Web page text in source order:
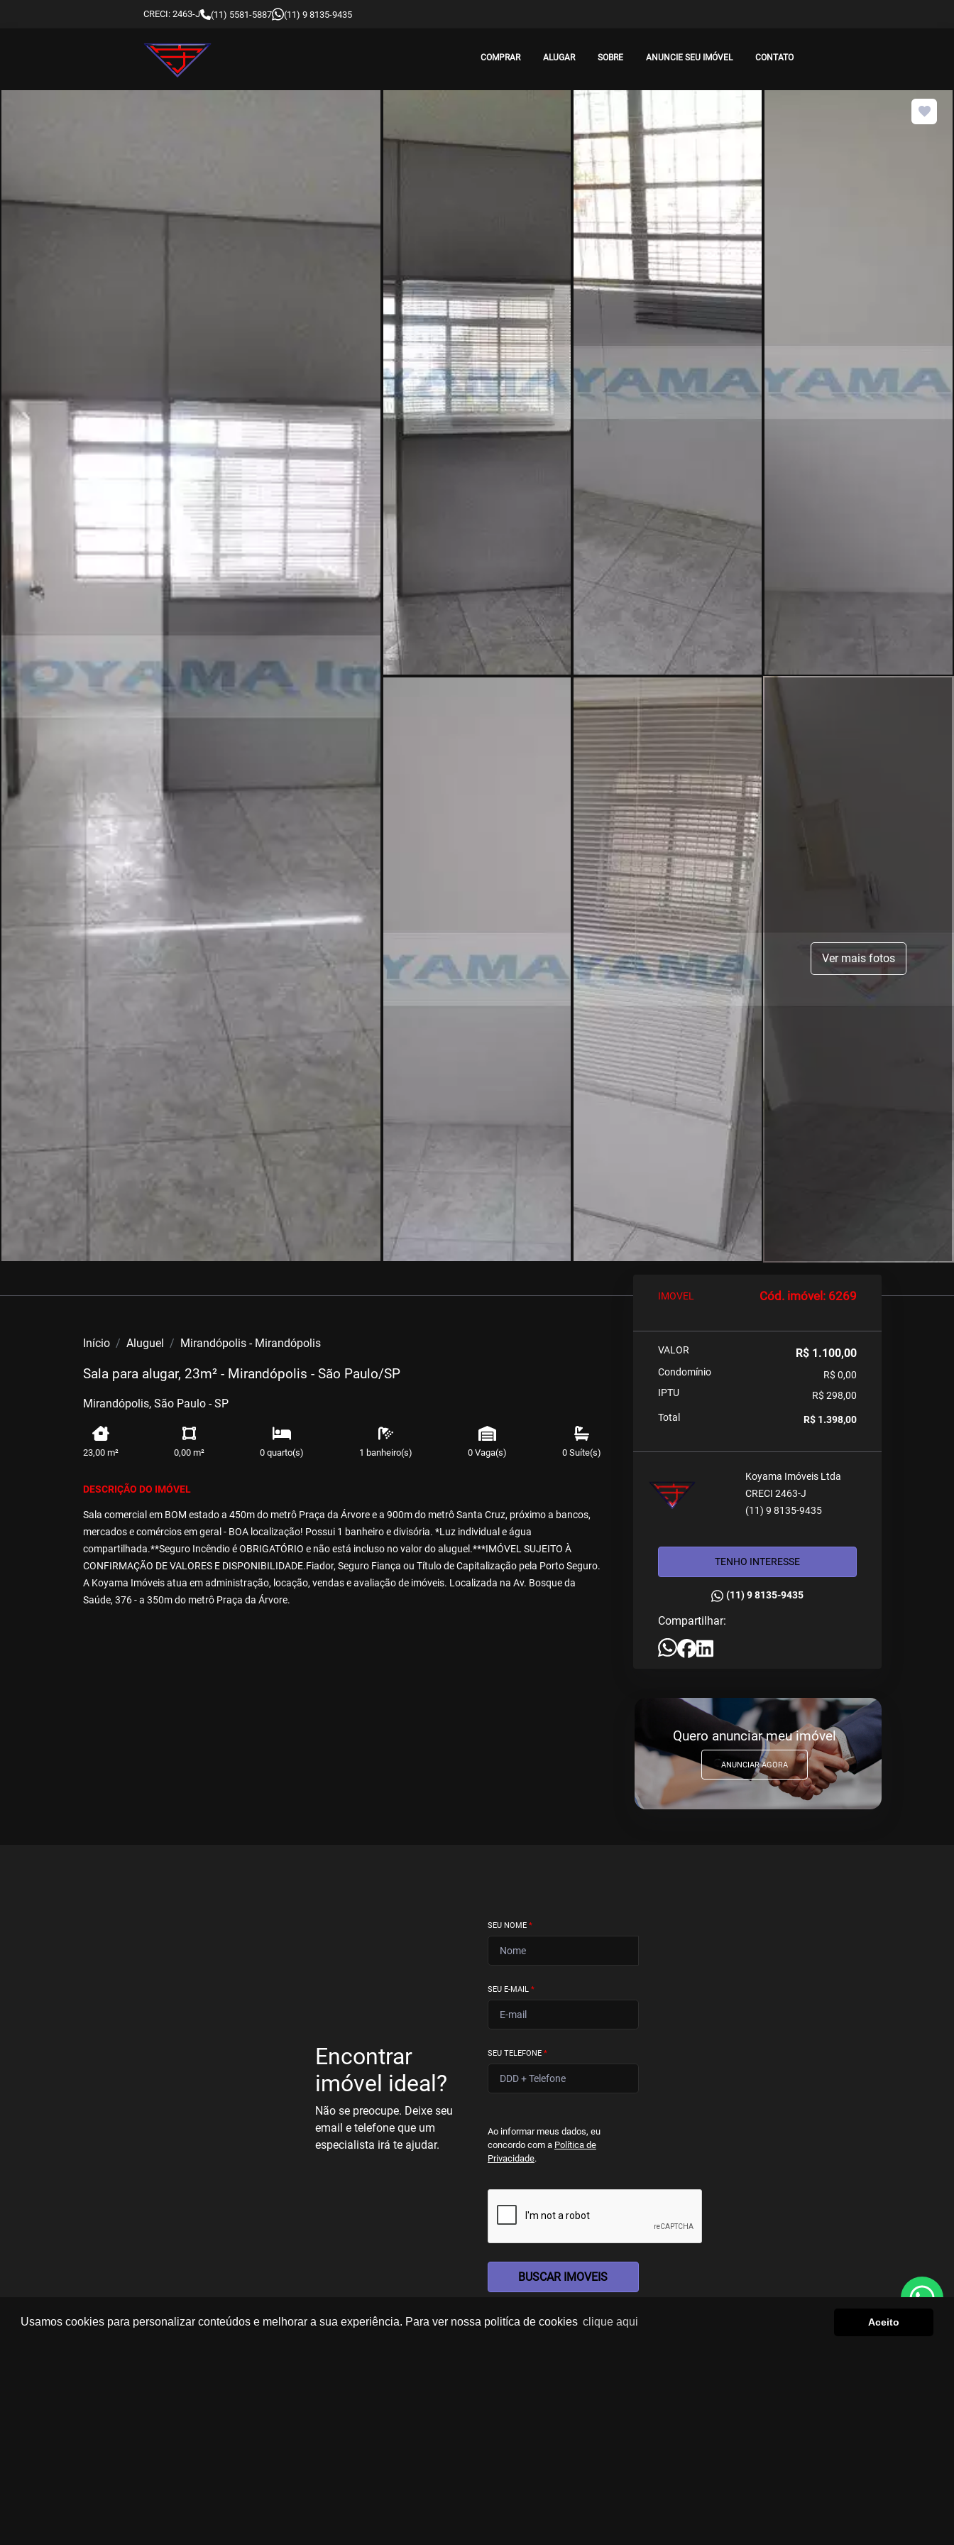
Usamos cookies para personalizar conteúdos e melhorar a sua experiência. Para ver nossa politíca de cookies clique aqui Aceito
CRECI: 2463-J (11) 5581-5887 (11) 9 8135-9435
COMPRAR ALUGAR SOBRE ANUNCIE SEU IMÓVEL CONTATO
Ver mais fotos
Início Aluguel Mirandópolis - Mirandópolis
Sala para alugar, 23m² - Mirandópolis - São Paulo/SP
Mirandópolis, São Paulo - SP
23,00 m² 0,00 m² 0 quarto(s) 1 banheiro(s) 0 Vaga(s) 0 Suíte(s)
DESCRIÇÃO DO IMÓVEL
Sala comercial em BOM estado a 450m do metrô Praça da Árvore e a 900m do metrô Santa Cruz, próximo a bancos,
mercados e comércios em geral - BOA localização! Possui 1 banheiro e divisória. *Luz individual e água
compartilhada.**Seguro Incêndio é OBRIGATÓRIO e não está incluso no valor do aluguel.***IMÓVEL SUJEITO À
CONFIRMAÇÃO DE VALORES E DISPONIBILIDADE.Fiador, Seguro Fiança ou Título de Capitalização pela Porto Seguro.
A Koyama Imóveis atua em administração, locação, vendas e avaliação de imóveis. Localizada na Av. Bosque da
Saúde, 376 - a 350m do metrô Praça da Árvore.
IMOVEL Cód. imóvel: 6269
VALOR R$ 1.100,00
Condomínio
R$ 0,00
IPTU
R$ 298,00
Total
R$ 1.398,00
Koyama Imóveis Ltda
CRECI 2463-J
(11) 9 8135-9435
TENHO INTERESSE
(11) 9 8135-9435
Compartilhar:
Quero anunciar meu imóvel
ANUNCIAR AGORA
Encontrar
imóvel ideal?
Não se preocupe. Deixe seu
email e telefone que um
especialista irá te ajudar.
SEU NOME *
SEU E-MAIL *
SEU TELEFONE *
Ao informar meus dados, eu
concordo com a Política de
Privacidade.
BUSCAR IMOVEIS